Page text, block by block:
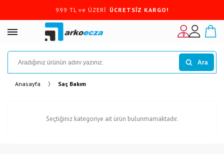
999 TL ve ÜZERİ ÜCRETSİZ KARGO!
Ara
Anasayfa Saç Bakım
Seçtiğiniz kategoriye ait ürün bulunmamaktadır.